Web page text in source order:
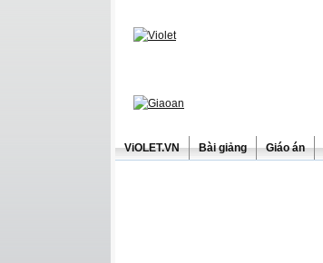
ViOLET.VN Bài giảng Giáo án